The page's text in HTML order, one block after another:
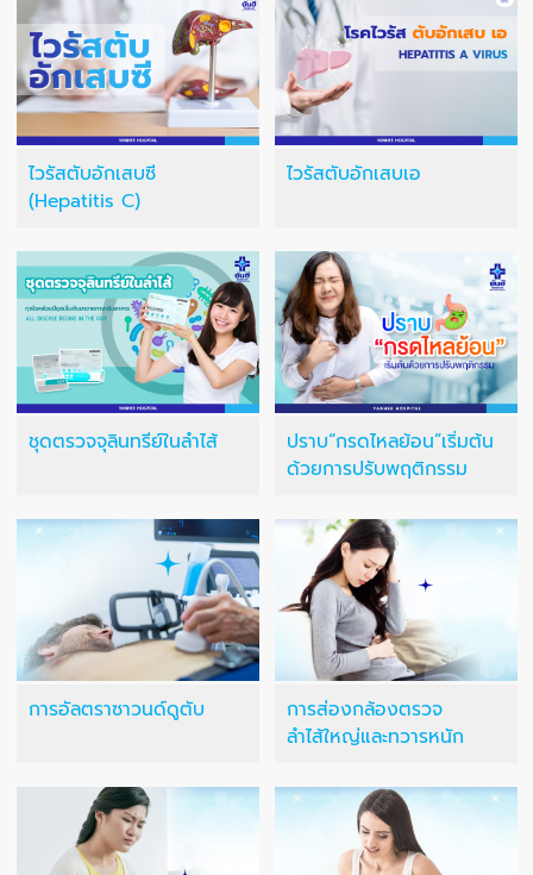
ไวรัสตับอักเสบซี
(Hepatitis C)
ไวรัสตับอักเสบเอ
ชุดตรวจจุลินทรีย์ในลำไส้
ปราบ“กรดไหลย้อน”เริ่มต้น
ด้วยการปรับพฤติกรรม
การอัลตราซาวนด์ดูตับ
การส่องกล้องตรวจ
ลำไส้ใหญ่และทวารหนัก